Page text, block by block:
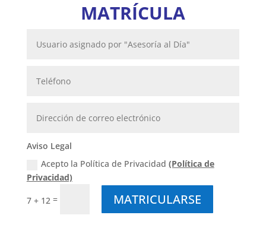
MATRÍCULA
Aviso Legal
Acepto la Política de Privacidad (Política de
Privacidad)
7 + 12 = MATRICULARSE